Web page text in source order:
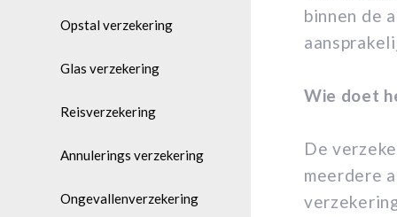
Opstal verzekering
Glas verzekering
Reisverzekering
Annulerings verzekering
Ongevallenverzekering
binnen de
Wie doet
De
meerdere